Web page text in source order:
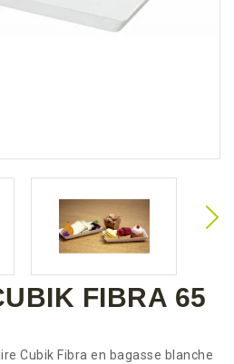
FIBRA 65
Cubik Fibra en bagasse blanche